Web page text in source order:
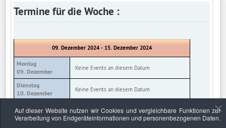
Termine für die Woche :
09. Dezember 2024 - 15. Dezember 2024
Montag
09. Dezember
Keine Events an diesem Datum
Dienstag
10. Dezember
Keine Events an diesem Datum
Mittwoch
11. Dezember
Keine Events an diesem Datum
Auf dieser Website nutzen wir Cookies und vergleichbare Funktionen zur
Verarbeitung von Endgeräteinformationen und personenbezogenen Daten.